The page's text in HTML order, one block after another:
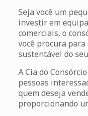
Seja você um
investir em
comerciais, o
você procura
sustentável do
A Cia do
pessoas
quem deseja
proporcionando